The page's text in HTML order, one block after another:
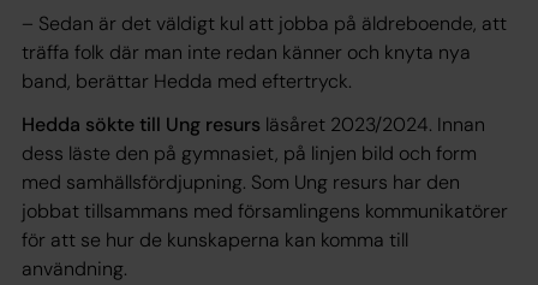
– Sedan är det väldigt kul att jobba på äldreboende, att
träffa folk där man inte redan känner och knyta nya
band, berättar Hedda med eftertryck.
Hedda sökte till Ung resurs läsåret 2023/2024. Innan
dess läste den på gymnasiet, på linjen bild och form
med samhällsfördjupning. Som Ung resurs har den
jobbat tillsammans med församlingens kommunikatörer
för att se hur de kunskaperna kan komma till
användning.